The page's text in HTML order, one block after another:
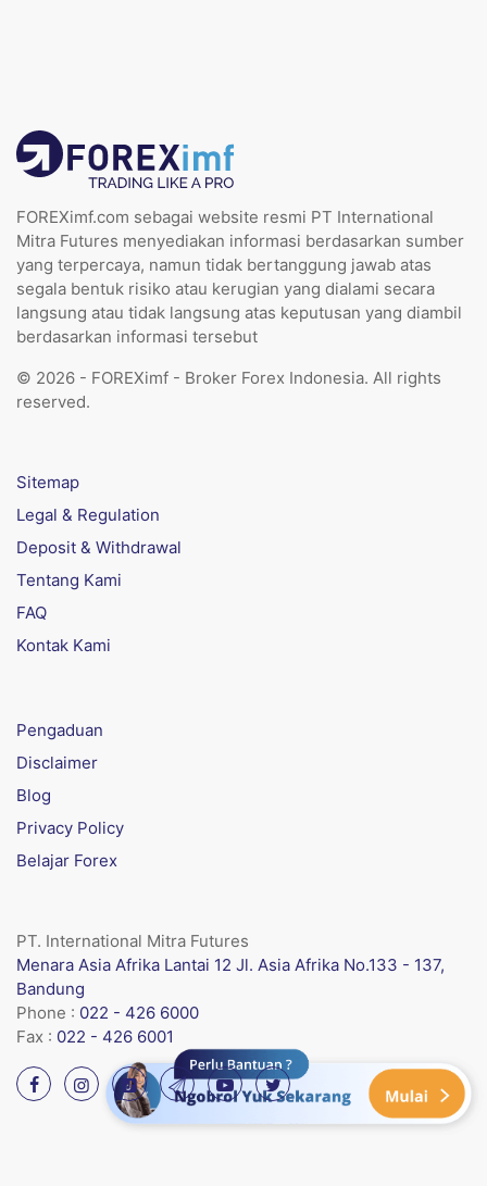
FOREXimf.com sebagai website resmi PT International
Mitra Futures menyediakan informasi berdasarkan sumber
yang terpercaya, namun tidak bertanggung jawab atas
segala bentuk risiko atau kerugian yang dialami secara
langsung atau tidak langsung atas keputusan yang diambil
berdasarkan informasi tersebut
© 2026 - FOREXimf - Broker Forex Indonesia. All rights
reserved.
Sitemap
Legal & Regulation
Deposit & Withdrawal
Tentang Kami
FAQ
Kontak Kami
Pengaduan
Disclaimer
Blog
Privacy Policy
Belajar Forex
PT. International Mitra Futures
Menara Asia Afrika Lantai 12 Jl. Asia Afrika No.133 - 137,
Bandung
Phone : 022 - 426 6000
Fax : 022 - 426 6001